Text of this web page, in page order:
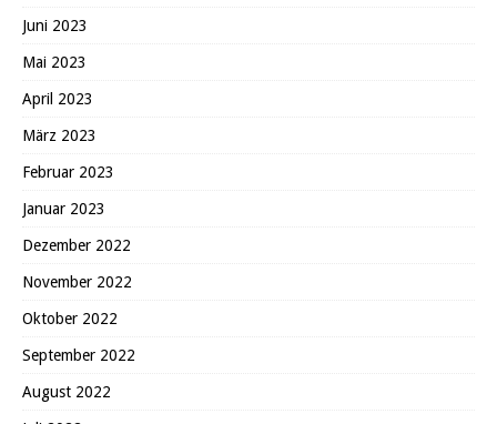
Juni 2023
Mai 2023
April 2023
März 2023
Februar 2023
Januar 2023
Dezember 2022
November 2022
Oktober 2022
September 2022
August 2022